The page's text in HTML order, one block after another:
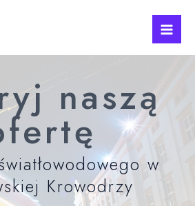
naszą
w
Krowodrzy